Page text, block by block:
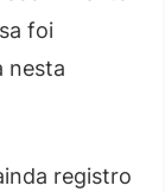
foi
nesta
registro